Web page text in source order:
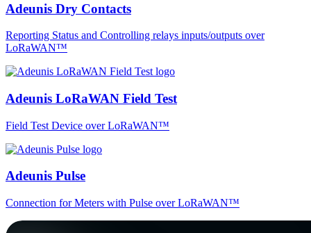
Adeunis Dry Contacts
Reporting Status and Controlling relays inputs/outputs over
LoRaWAN™
Adeunis LoRaWAN Field Test
Field Test Device over LoRaWAN™
Adeunis Pulse
Connection for Meters with Pulse over LoRaWAN™